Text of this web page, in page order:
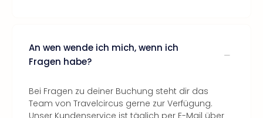
An wen wende ich mich, wenn ich
Fragen habe?
Bei Fragen zu deiner Buchung steht dir das
Team von Travelcircus gerne zur Verfügung.
Unser Kundenservice ist täglich per E-Mail über